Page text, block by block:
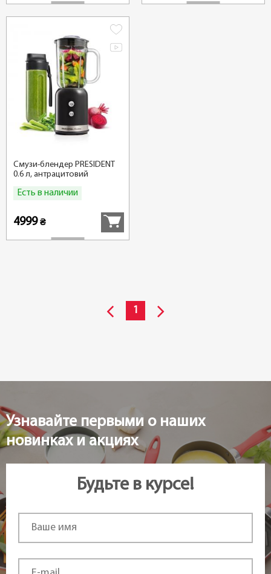
Смузи-блендер PRESIDENT
0.6 л, антрацитовий
Есть в наличии
4999₴
1
Узнавайте первыми о наших
новинках и акциях
Будьте в курсе!